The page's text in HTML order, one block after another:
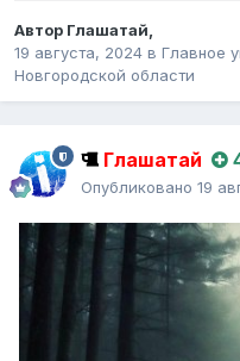
Автор Глашатай,
19 августа, 2024 в Главное
Новгородской области
Глашатай
Опубликовано 19